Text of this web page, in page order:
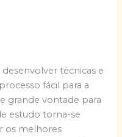
técnicas e
fácil para a
grande vontade para
estudo torna-se
os melhores